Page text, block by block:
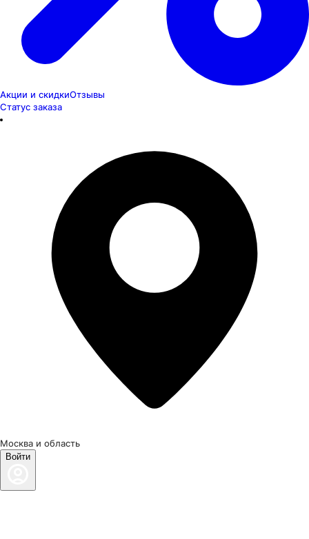
Акции и скидкиОтзывы
Статус заказа
Москва и область
Войти